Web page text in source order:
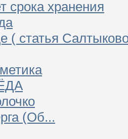
срока хранения
( статья
(Об...